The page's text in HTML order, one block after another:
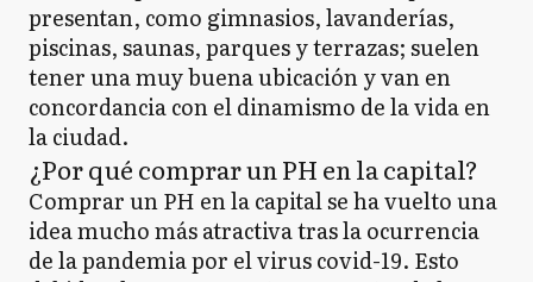
presentan, como gimnasios, lavanderías,
piscinas, saunas, parques y terrazas; suelen
tener una muy buena ubicación y van en
concordancia con el dinamismo de la vida en
la ciudad.
¿Por qué comprar un PH en la capital?
Comprar un PH en la capital se ha vuelto una
idea mucho más atractiva tras la ocurrencia
de la pandemia por el virus covid-19. Esto